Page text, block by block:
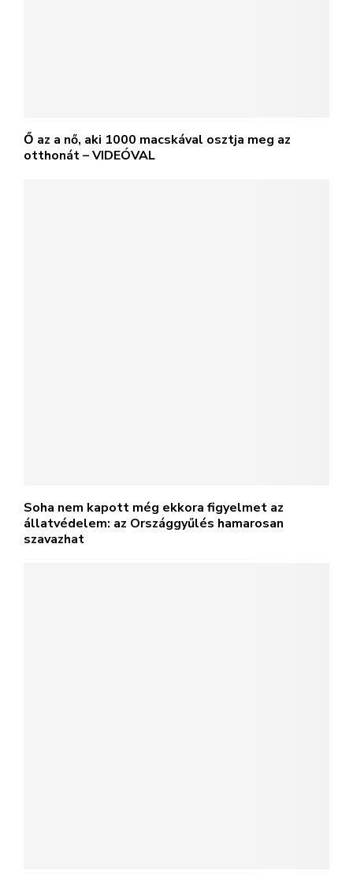
Ő az a nő, aki 1000 macskával osztja meg az
otthonát – VIDEÓVAL
Soha nem kapott még ekkora figyelmet az
állatvédelem: az Országgyűlés hamarosan
szavazhat